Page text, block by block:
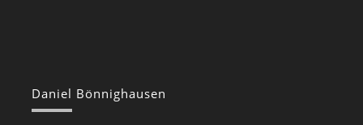
Daniel Bönnighausen